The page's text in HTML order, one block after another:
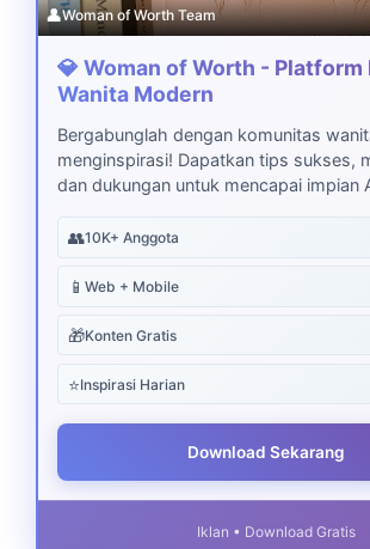
👤Woman of Worth Team
💎 Woman of Worth - Platform
Wanita Modern
Bergabunglah dengan komunitas
menginspirasi! Dapatkan tips sukses,
dan dukungan untuk mencapai impian
👥10K+ Anggota
📱 Web + Mobile
🎁Konten Gratis
⭐Inspirasi Harian
Download Sekarang
Iklan • Download Gratis